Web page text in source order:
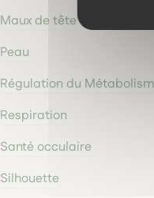
Maux de tête
Peau
Régulation du
Respiration
Santé occulaire
Silhouette